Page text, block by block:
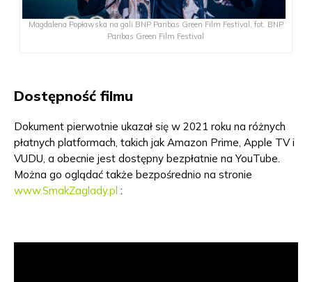
Magdalena Popławska na gali BNP Paribas Green Film Festival, fot. BNP
Paribas Green Film Festival
Dostępność filmu
Dokument pierwotnie ukazał się w 2021 roku na różnych
płatnych platformach, takich jak Amazon Prime, Apple TV i
VUDU, a obecnie jest dostępny bezpłatnie na YouTube.
Można go oglądać także bezpośrednio na stronie
www.SmakZaglady.pl :